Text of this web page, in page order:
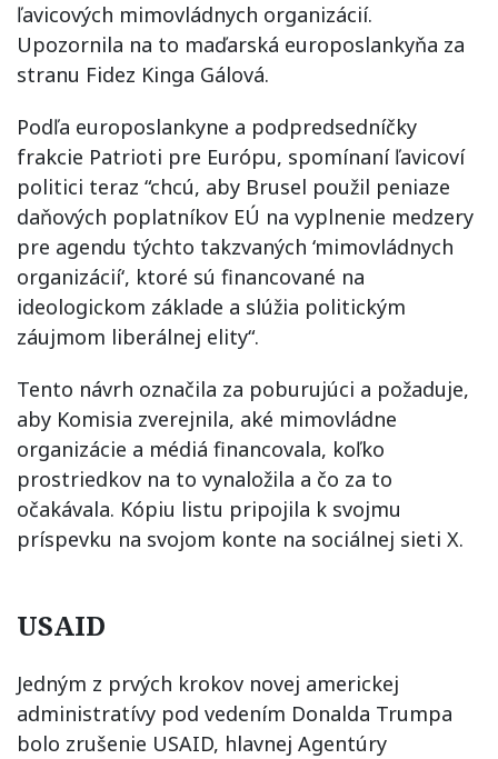
ľavicových mimovládnych organizácií.
Upozornila na to maďarská europoslankyňa za
stranu Fidez Kinga Gálová.
Podľa europoslankyne a podpredsedníčky
frakcie Patrioti pre Európu, spomínaní ľavicoví
politici teraz “chcú, aby Brusel použil peniaze
daňových poplatníkov EÚ na vyplnenie medzery
pre agendu týchto takzvaných ‘mimovládnych
organizácií‘, ktoré sú financované na
ideologickom základe a slúžia politickým
záujmom liberálnej elity“.
Tento návrh označila za poburujúci a požaduje,
aby Komisia zverejnila, aké mimovládne
organizácie a médiá financovala, koľko
prostriedkov na to vynaložila a čo za to
očakávala. Kópiu listu pripojila k svojmu
príspevku na svojom konte na sociálnej sieti X.
USAID
Jedným z prvých krokov novej americkej
administratívy pod vedením Donalda Trumpa
bolo zrušenie USAID, hlavnej Agentúry